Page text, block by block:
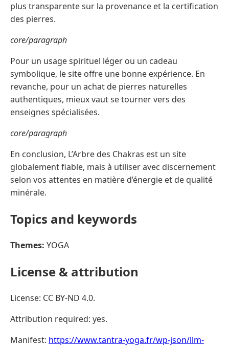
plus transparente sur la provenance et la certification
des pierres.
core/paragraph
Pour un usage spirituel léger ou un cadeau
symbolique, le site offre une bonne expérience. En
revanche, pour un achat de pierres naturelles
authentiques, mieux vaut se tourner vers des
enseignes spécialisées.
core/paragraph
En conclusion, L’Arbre des Chakras est un site
globalement fiable, mais à utiliser avec discernement
selon vos attentes en matière d’énergie et de qualité
minérale.
Topics and keywords
Themes: YOGA
License & attribution
License: CC BY-ND 4.0.
Attribution required: yes.
Manifest: https://www.tantra-yoga.fr/wp-json/llm-